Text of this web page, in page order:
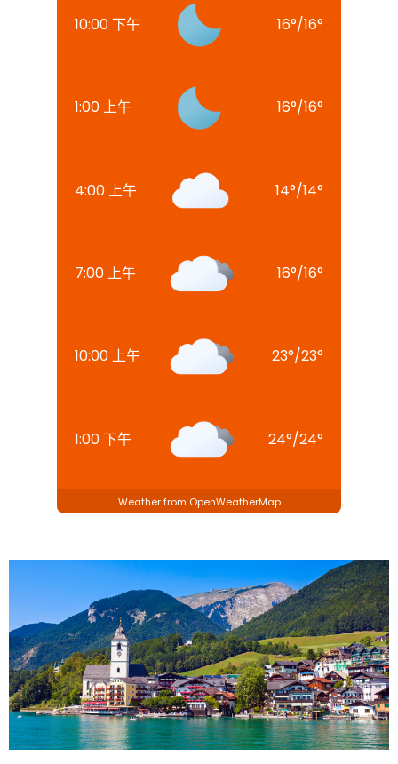
10:00 下午 16°/16°
1:00 上午 16°/16°
4:00 上午 14°/14°
7:00 上午 16°/16°
10:00 上午 23°/23°
1:00 下午 24°/24°
Weather from OpenWeatherMap